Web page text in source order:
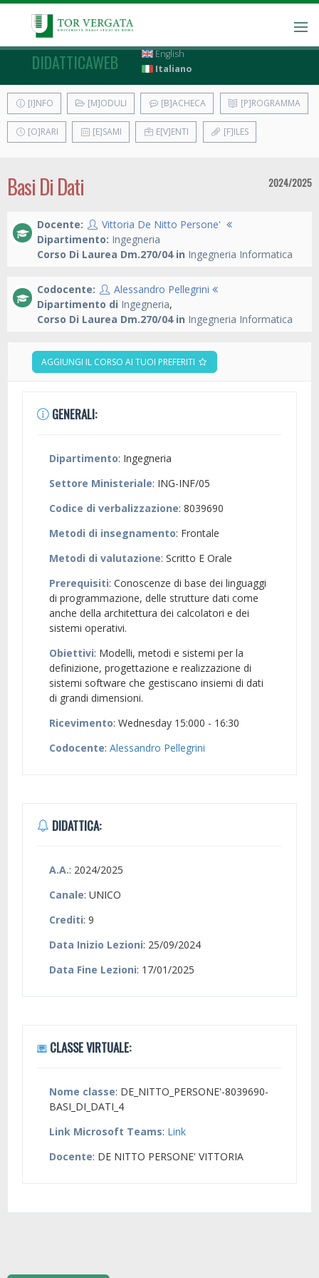
DIDATTICAWEB
English
Italiano
[I]NFO [M]ODULI [B]ACHECA [P]ROGRAMMA
[O]RARI [E]SAMI E[V]ENTI [F]ILES
Basi Di Dati 2024/2025
Docente:
Vittoria De Nitto Persone'
Dipartimento: Ingegneria
Corso Di Laurea Dm.270/04 in Ingegneria Informatica
Codocente:
Alessandro Pellegrini
Dipartimento di Ingegneria,
Corso Di Laurea Dm.270/04 in Ingegneria Informatica
AGGIUNGI IL CORSO AI TUOI PREFERITI
GENERALI:
Dipartimento: Ingegneria
Settore Ministeriale: ING-INF/05
Codice di verbalizzazione: 8039690
Metodi di insegnamento: Frontale
Metodi di valutazione: Scritto E Orale
Prerequisiti: Conoscenze di base dei linguaggi
di programmazione, delle strutture dati come
anche della architettura dei calcolatori e dei
sistemi operativi.
Obiettivi: Modelli, metodi e sistemi per la
definizione, progettazione e realizzazione di
sistemi software che gestiscano insiemi di dati
di grandi dimensioni.
Ricevimento: Wednesday 15:000 - 16:30
Codocente: Alessandro Pellegrini
DIDATTICA:
A.A.: 2024/2025
Canale: UNICO
Crediti: 9
Data Inizio Lezioni: 25/09/2024
Data Fine Lezioni: 17/01/2025
CLASSE VIRTUALE:
Nome classe: DE_NITTO_PERSONE'-8039690-
BASI_DI_DATI_4
Link Microsoft Teams: Link
Docente: DE NITTO PERSONE' VITTORIA